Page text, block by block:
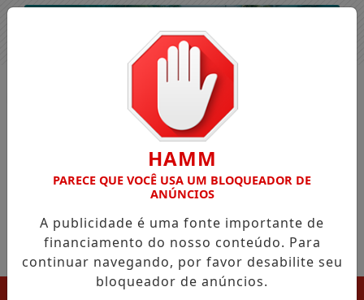
HAMM
PARECE QUE VOCÊ USA UM BLOQUEADOR DE
ANÚNCIOS
A publicidade é uma fonte importante de
financiamento do nosso conteúdo. Para
continuar navegando, por favor desabilite seu
bloqueador de anúncios.